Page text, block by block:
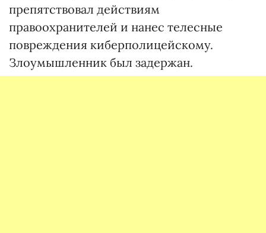
препятствовал действиям
правоохранителей и нанес телесные
повреждения киберполицейскому.
Злоумышленник был задержан.